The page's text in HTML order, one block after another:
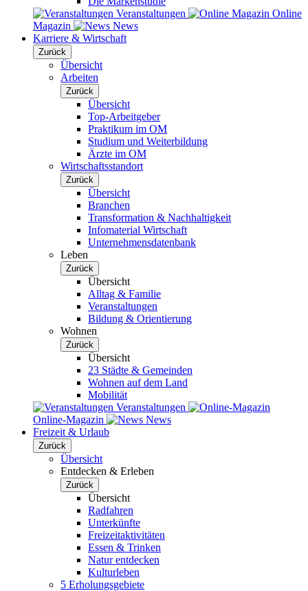
Veranstaltungen
Online
Magazin
News
Karriere & Wirtschaft
Zurück
Übersicht
Arbeiten
Zurück
Übersicht
Top-Arbeitgeber
Praktikum im OM
Studium und Weiterbildung
Ärzte im OM
Wirtschaftsstandort
Zurück
Übersicht
Branchen
Transformation & Nachhaltigkeit
Infomaterial Wirtschaft
Unternehmensdatenbank
Leben
Zurück
Übersicht
Alltag & Familie
Veranstaltungen
Bildung & Orientierung
Wohnen
Zurück
Übersicht
23 Städte & Gemeinden
Wohnen auf dem Land
Mobilität
Veranstaltungen
Online-Magazin
News
Freizeit & Urlaub
Zurück
Übersicht
Entdecken & Erleben
Zurück
Übersicht
Radfahren
Unterkünfte
Freizeitaktivitäten
Essen & Trinken
Natur entdecken
Kulturleben
5 Erholungsgebiete